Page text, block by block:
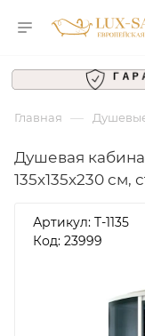
Главная —
Душевая кабина
135x135x230 см,
Артикул: T-1135
Код: 23999